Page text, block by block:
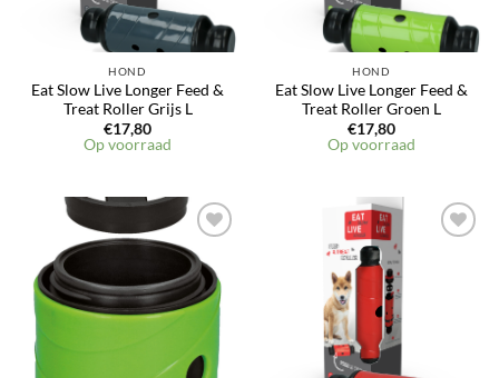
HOND
Eat Slow Live Longer Feed &
Treat Roller Grijs L
€17,80
Op voorraad
HOND
Eat Slow Live Longer Feed &
Treat Roller Groen L
€17,80
Op voorraad
Toevoegen
aan
verlanglijst